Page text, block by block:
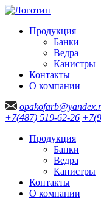
Продукция
Банки
Ведра
Канистры
Контакты
О компании
+7(487) 519-62-26
Продукция
Банки
Ведра
Канистры
Контакты
О компании